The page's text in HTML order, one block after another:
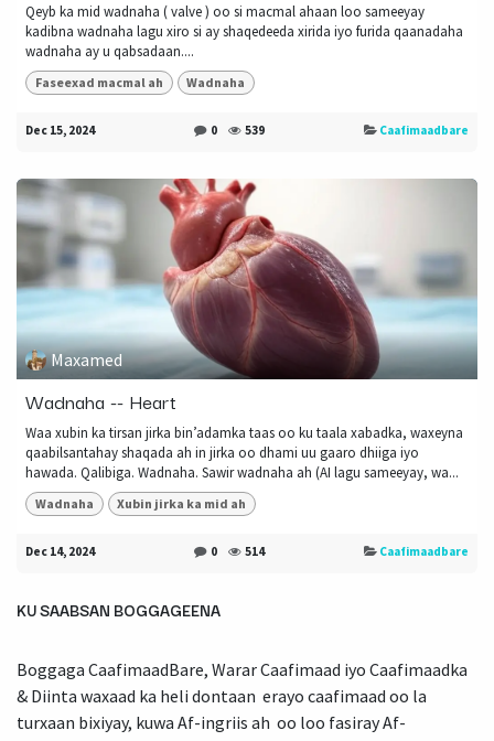
Qeyb ka mid wadnaha ( valve ) oo si macmal ahaan loo sameeyay
kadibna wadnaha lagu xiro si ay shaqedeeda xirida iyo furida qaanadaha
wadnaha ay u qabsadaan....
Faseexad macmal ah Wadnaha
Dec 15, 2024 0 539 Caafimaadbare
Maxamed
Wadnaha -- Heart
Waa xubin ka tirsan jirka bin’adamka taas oo ku taala xabadka, waxeyna
qaabilsantahay shaqada ah in jirka oo dhami uu gaaro dhiiga iyo
hawada. Qalibiga. Wadnaha. Sawir wadnaha ah (AI lagu sameeyay, wa...
Wadnaha Xubin jirka ka mid ah
Dec 14, 2024 0 514 Caafimaadbare
KU SAABSAN BOGGAGEENA
Boggaga CaafimaadBare, Warar Caafimaad iyo Caafimaadka
& Diinta waxaad ka heli dontaan erayo caafimaad oo la
turxaan bixiyay, kuwa Af-ingriis ah oo loo fasiray Af-